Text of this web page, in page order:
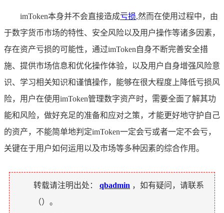
imToken本身并不会直接造成亏损,然而在使用过程中，由
于数字货币市场的特性、安全风险以及用户操作等诸多因素，
存在资产亏损的可能性，通过imToken自身不断完善安全措
施、提供市场信息和优化操作体验，以及用户自身增强风险意
识、学习相关知识和谨慎操作，能够在很大程度上降低亏损风
险，用户在使用imToken管理数字资产时，需要全面了解其功
能和风险，做好充足的准备和应对之策，才能更好地守护自己
的资产，不能简单地判定imToken一定会亏或者一定不会亏，
关键在于用户如何运用以及市场等多种因素的综合作用。
转载请注明出处： qbadmin ，如有疑问，请联系
（）。